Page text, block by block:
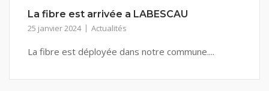
La fibre est arrivée a LABESCAU
25 janvier 2024 Actualités
La fibre est déployée dans notre commune....